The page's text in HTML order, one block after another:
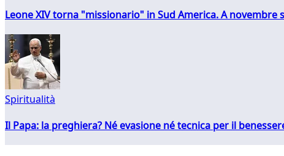
Leone XIV torna "missionario" in Sud America. A novembre
Spiritualità
Il Papa: la preghiera? Né evasione né tecnica per il